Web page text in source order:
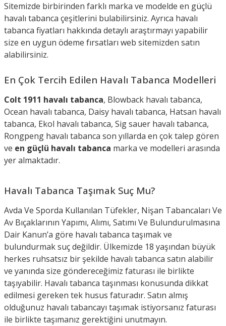
Sitemizde birbirinden farklı marka ve modelde en güçlü
havalı tabanca çeşitlerini bulabilirsiniz. Ayrıca havalı
tabanca fiyatları hakkında detaylı araştırmayı yapabilir
size en uygun ödeme fırsatları web sitemizden satın
alabilirsiniz.
En Çok Tercih Edilen Havalı Tabanca Modelleri
Colt 1911 havalı tabanca, Blowback havalı tabanca,
Ocean havalı tabanca, Daisy havalı tabanca, Hatsan havalı
tabanca, Ekol havalı tabanca, Sig sauer havalı tabanca,
Rongpeng havalı tabanca son yıllarda en çok talep gören
ve en güçlü havalı tabanca marka ve modelleri arasında
yer almaktadır.
Havalı Tabanca Taşımak Suç Mu?
Avda Ve Sporda Kullanılan Tüfekler, Nişan Tabancaları Ve
Av Bıçaklarının Yapımı, Alımı, Satımı Ve Bulundurulmasına
Dair Kanun’a göre havalı tabanca taşımak ve
bulundurmak suç değildir. Ülkemizde 18 yaşından büyük
herkes ruhsatsız bir şekilde havalı tabanca satın alabilir
ve yanında size göndereceğimiz faturası ile birlikte
taşıyabilir. Havalı tabanca taşınması konusunda dikkat
edilmesi gereken tek husus faturadır. Satın almış
olduğunuz havalı tabancayı taşımak istiyorsanız faturası
ile birlikte taşımanız gerektiğini unutmayın.